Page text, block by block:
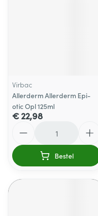
Virbac
Allerderm Allerderm Epi-
otic Opl 125ml
€ 22,98
Bestel